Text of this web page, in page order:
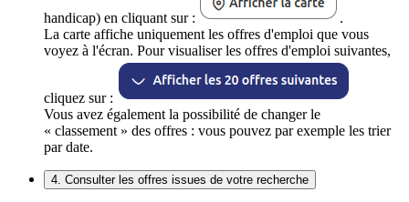
handicap) en cliquant sur :
.
La carte affiche uniquement les offres d'emploi que vous
voyez à l'écran. Pour visualiser les offres d'emploi suivantes,
cliquez sur :
Vous avez également la possibilité de changer le
« classement » des offres : vous pouvez par exemple les trier
par date.
4. Consulter les offres issues de votre recherche